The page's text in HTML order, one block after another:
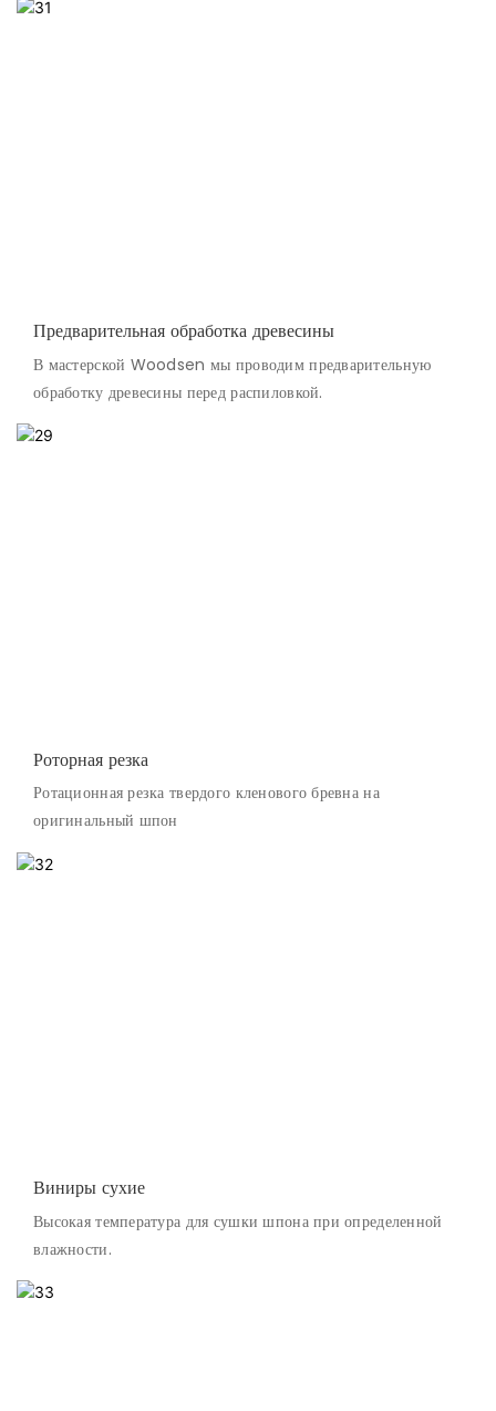
Предварительная обработка древесины
В мастерской Woodsen мы проводим предварительную
обработку древесины перед распиловкой.
Роторная резка
Ротационная резка твердого кленового бревна на
оригинальный шпон
Виниры сухие
Высокая температура для сушки шпона при определенной
влажности.